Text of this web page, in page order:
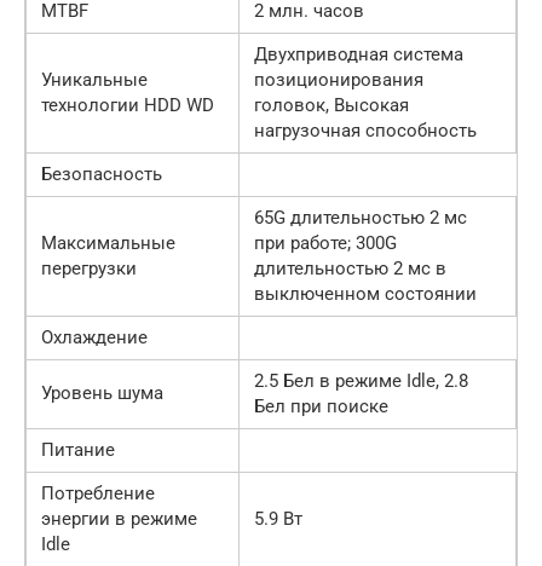
MTBF
2 млн. часов
Уникальные
технологии HDD WD
Двухприводная система
позиционирования
головок, Высокая
нагрузочная способность
Безопасность
Максимальные
перегрузки
65G длительностью 2 мс
при работе; 300G
длительностью 2 мс в
выключенном состоянии
Охлаждение
Уровень шума
2.5 Бел в режиме Idle, 2.8
Бел при поиске
Питание
Потребление
энергии в режиме
Idle
5.9 Вт